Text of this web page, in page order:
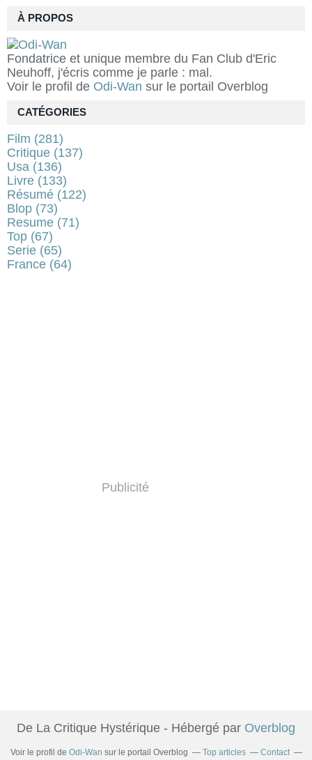
À PROPOS
Fondatrice et unique membre du Fan Club d'Eric
Neuhoff, j'écris comme je parle : mal.
Voir le profil de Odi-Wan sur le portail Overblog
CATÉGORIES
Film (281)
Critique (137)
Usa (136)
Livre (133)
Résumé (122)
Blop (73)
Resume (71)
Top (67)
Serie (65)
France (64)
Publicité
De La Critique Hystérique - Hébergé par Overblog
Voir le profil de Odi-Wan sur le portail Overblog Top articles Contact